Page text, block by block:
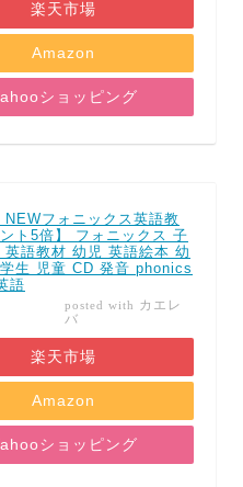
楽天市場
Amazon
ショッピング
フォニックス英語教
ト5倍】 フォニックス 子
英語教材 幼児 英語絵本 幼
生 児童 CD 発音 phonics
語
posted with カエレ
バ
楽天市場
Amazon
ショッピング